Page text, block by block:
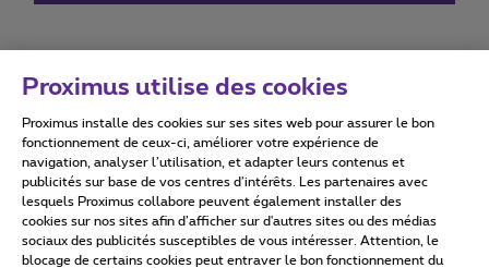
Conditions d'utilisation Accessibility statement
Tous droits réservés. © 2026 Proximus
Proximus utilise des cookies
Proximus installe des cookies sur ses sites web pour assurer le bon
fonctionnement de ceux-ci, améliorer votre expérience de
navigation, analyser l’utilisation, et adapter leurs contenus et
publicités sur base de vos centres d’intérêts. Les partenaires avec
lesquels Proximus collabore peuvent également installer des
cookies sur nos sites afin d’afficher sur d'autres sites ou des médias
sociaux des publicités susceptibles de vous intéresser. Attention, le
blocage de certains cookies peut entraver le bon fonctionnement du